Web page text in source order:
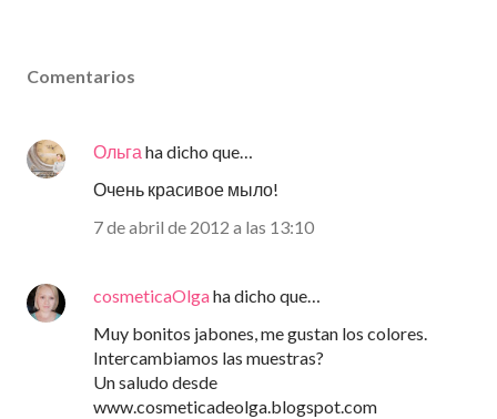
Comentarios
Ольга ha dicho que…
Очень красивое мыло!
7 de abril de 2012 a las 13:10
cosmeticaOlgaha dicho que…
Muy bonitos jabones, me gustan los colores.
Intercambiamos las muestras?
Un saludo desde
www.cosmeticadeolga.blogspot.com